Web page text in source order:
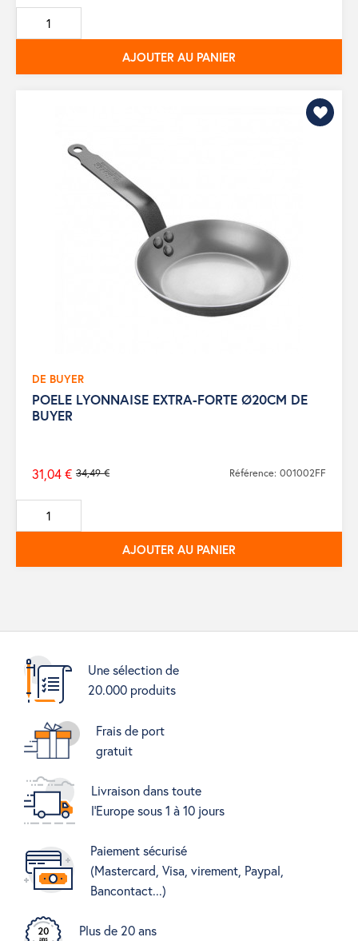
de
base
AJOUTER AU PANIER
DE BUYER
POELE LYONNAISE EXTRA-FORTE Ø20CM DE
BUYER
Prix
de
base
34,49 €
31,04 € Référence: 001002FF
AJOUTER AU PANIER
Une sélection de
20.000 produits
Frais de port
gratuit
Livraison dans toute
l'Europe sous 1 à 10 jours
Paiement sécurisé
(Mastercard, Visa, virement, Paypal,
Bancontact...)
Plus de 20 ans